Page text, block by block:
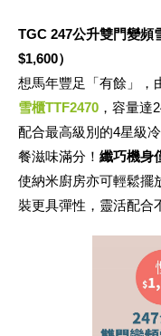
TGC 247公升雙門變
$1,600）
想馬年豐足「有餘」，
雪櫃TTF2470 ，容量達
配合最高級別的4星級
餐滋味滿分！ 纖巧機身
使納米廚房亦可輕鬆擺
裝更具彈性，靈活配合